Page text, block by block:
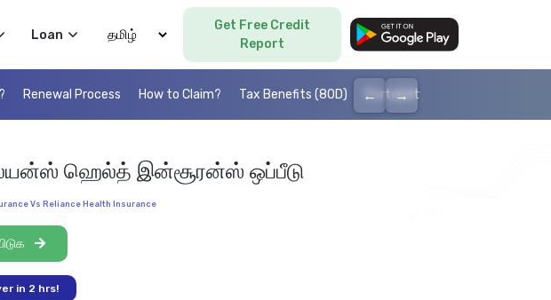
Loan Select Language
Get Free Credit
Report
Renewal Process How to Claim? Tax Benefits (80D) Portability
← →
ஹெல்த் இன்சூரன்ஸ் ஒப்பீடு
Vs Reliance Health Insurance
in 2 hrs!